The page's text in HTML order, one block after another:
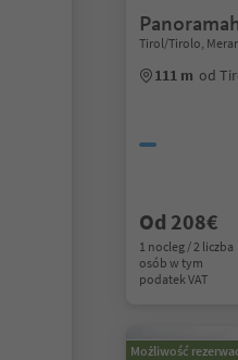
Tirol/Tirolo,
111 m od
Od 208€
1 nocleg / 2 liczba
osób w tym
podatek VAT
Możliwość